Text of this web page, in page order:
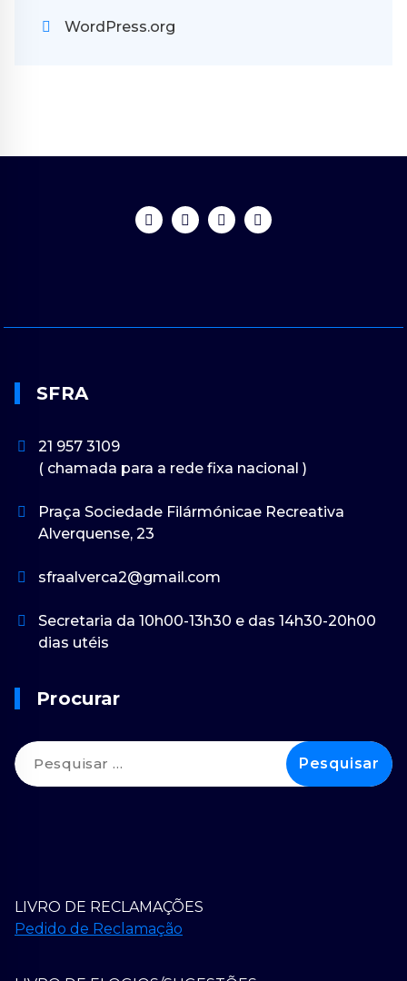
WordPress.org
SFRA
21 957 3109
( chamada para a rede fixa nacional )
Praça Sociedade Filármónicae Recreativa
Alverquense, 23
sfraalverca2@gmail.com
Secretaria da 10h00-13h30 e das 14h30-20h00
dias utéis
Procurar
Pesquisar
por:
LIVRO DE RECLAMAÇÕES
Pedido de Reclamação